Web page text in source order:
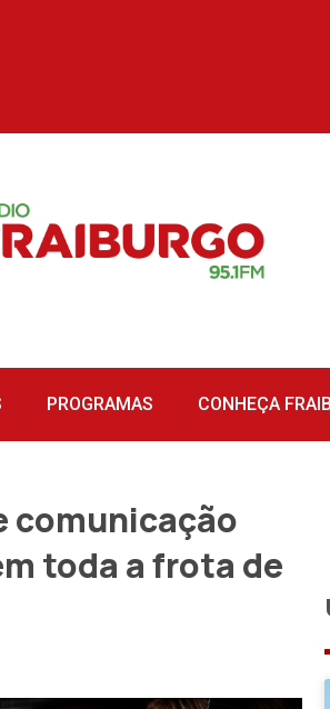
PROGRAMAS CONHEÇA
comunicação
toda a frota de